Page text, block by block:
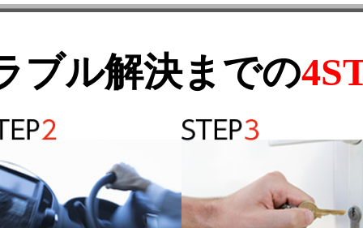
ブル解決までの